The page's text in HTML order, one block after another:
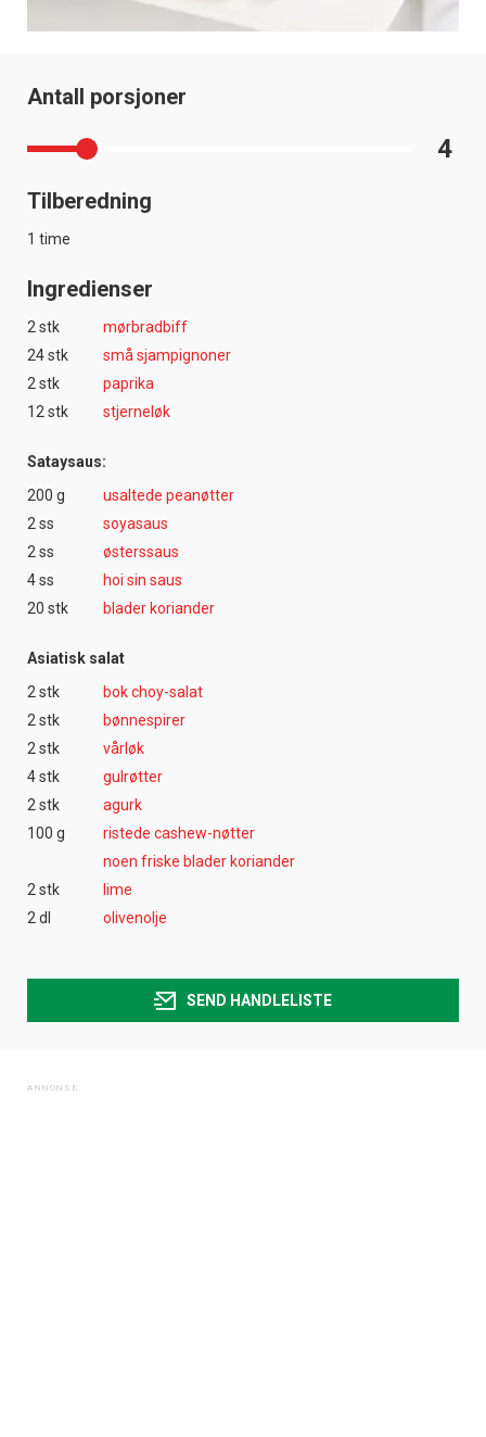
Antall porsjoner
4
Tilberedning
1 time
Ingredienser
2 stk
mørbradbiff
24 stk
små sjampignoner
2 stk
paprika
12 stk
stjerneløk
Sataysaus:
200 g
usaltede peanøtter
2 ss
soyasaus
2 ss
østerssaus
4 ss
hoi sin saus
20 stk
blader koriander
Asiatisk salat
2 stk
bok choy-salat
2 stk
bønnespirer
2 stk
vårløk
4 stk
gulrøtter
2 stk
agurk
100 g
ristede cashew-nøtter
noen friske blader koriander
2 stk
lime
2 dl
olivenolje
SEND HANDLELISTE